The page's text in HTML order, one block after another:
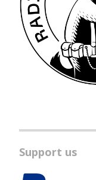
Support us